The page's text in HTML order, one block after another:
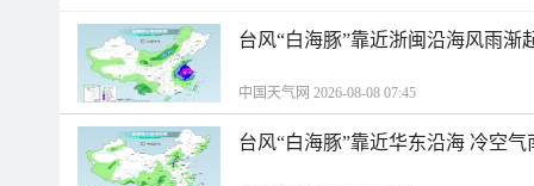
台风“白海豚”靠近浙闽沿海风雨渐
中国天气网 2026-08-08 07:45
台风“白海豚”靠近华东沿海 冷空